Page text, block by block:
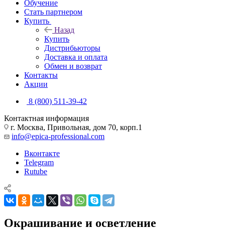
Обучение
Стать партнером
Купить
Назад
Купить
Дистрибьюторы
Доставка и оплата
Обмен и возврат
Контакты
Акции
8 (800) 511-39-42
Контактная информация
г. Москва, Привольная, дом 70, корп.1
info@epica-professional.com
Вконтакте
Telegram
Rutube
Окрашивание и осветление